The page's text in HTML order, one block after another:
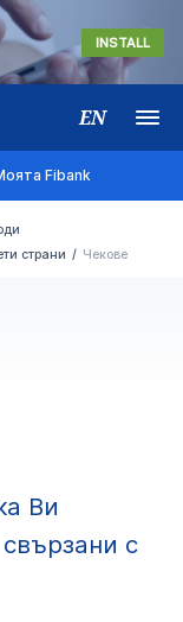
INSTALL
EN Меню
Fibank
страни
Чекове
Ви
с